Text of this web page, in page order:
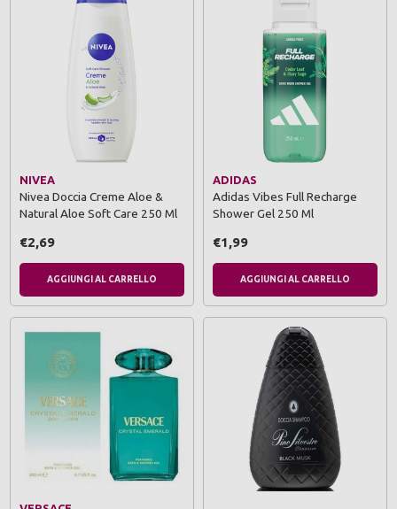
NIVEA
Nivea Doccia Creme Aloe &
Natural Aloe Soft Care 250 Ml
€2,69
AGGIUNGI AL CARRELLO
ADIDAS
Adidas Vibes Full Recharge
Shower Gel 250 Ml
€1,99
AGGIUNGI AL CARRELLO